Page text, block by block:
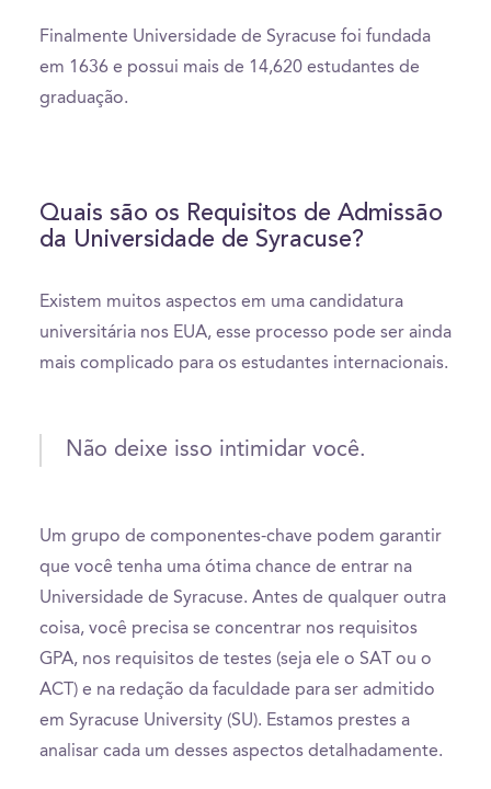
Finalmente Universidade de Syracuse foi fundada
em 1636 e possui mais de 14,620 estudantes de
graduação.
Quais são os Requisitos de Admissão
da Universidade de Syracuse?
Existem muitos aspectos em uma candidatura
universitária nos EUA, esse processo pode ser ainda
mais complicado para os estudantes internacionais.
Não deixe isso intimidar você.
Um grupo de componentes-chave podem garantir
que você tenha uma ótima chance de entrar na
Universidade de Syracuse. Antes de qualquer outra
coisa, você precisa se concentrar nos requisitos
GPA, nos requisitos de testes (seja ele o SAT ou o
ACT) e na redação da faculdade para ser admitido
em Syracuse University (SU). Estamos prestes a
analisar cada um desses aspectos detalhadamente.